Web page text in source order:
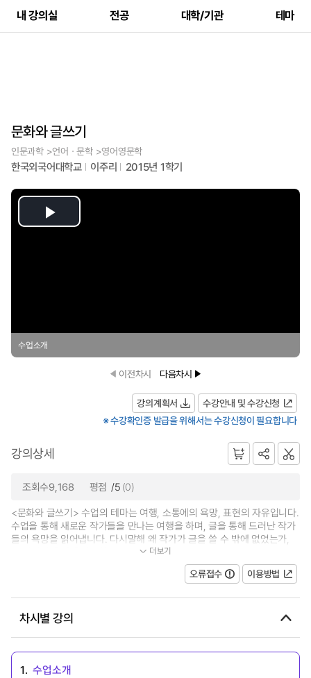
내 강의실 전공 대학/기관 테마
문화와 글쓰기
인문과학 >언어ㆍ문학 >영어영문학
한국외국어대학교 이주리 2015년 1학기
Play
수업소개
이전차시 다음차시
강의계획서
수강안내 및 수강신청
※ 수강확인증 발급을 위해서는 수강신청이 필요합니다
강의상세
조회수9,168 평점 /5 (0)
<문화와 글쓰기> 수업의 테마는 여행, 소통에의 욕망, 표현의 자유입니다.
수업을 통해 새로운 작가들을 만나는 여행을 하며, 글을 통해 드러난 작가
들의 욕망을 읽어냅니다. 다시말해 왜 작가가 글을 쓸 수 밖에 없었는가,
그 필연성에 대해 질문하고 논의... 더보기
오류접수 이용방법
차시별 강의
1. 수업소개